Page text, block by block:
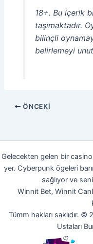
18+. Bu içerik
taşımaktadır.
bilinçli
belirlemeyi
ÖNCEKI
Gelecekten gelen bir
yer. Cyberpunk ögeleri
sağlıyor ve
Winnit Bet, Winnit
Tümm hakları saklıdır.
Ustaları